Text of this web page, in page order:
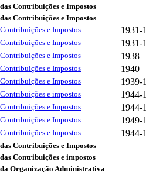
Contribuições e Impostos
Contribuições e Impostos
e Impostos
1931-
e Impostos 1931-
e Impostos 1938
e Impostos 1940
e Impostos 1939-
e impostos 1944-
e Impostos 1944-
e Impostos 1949-
e Impostos 1944-
Contribuições e Impostos
Contribuições e impostos
Organização Administrativa